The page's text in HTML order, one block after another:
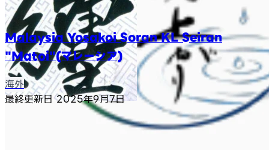
Malaysia Yosakoi Soran KL Seiran
"Matoi"(マレーシア)
海外
最終更新日2025年9月7日